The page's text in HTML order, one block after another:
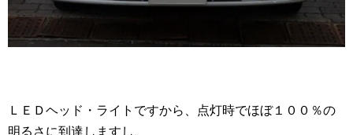
ＬＥＤヘッド・ライトですから、点灯時でほぼ１００％の
明るさに到達しますし、